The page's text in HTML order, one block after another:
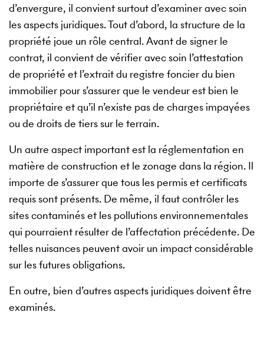
d’envergure, il convient surtout d’examiner avec soin
les aspects juridiques. Tout d’abord, la structure de la
propriété joue un rôle central. Avant de signer le
contrat, il convient de vérifier avec soin l’attestation
de propriété et l’extrait du registre foncier du bien
immobilier pour s’assurer que le vendeur est bien le
propriétaire et qu’il n’existe pas de charges impayées
ou de droits de tiers sur le terrain.
Un autre aspect important est la réglementation en
matière de construction et le zonage dans la région. Il
importe de s’assurer que tous les permis et certificats
requis sont présents. De même, il faut contrôler les
sites contaminés et les pollutions environnementales
qui pourraient résulter de l’affectation précédente. De
telles nuisances peuvent avoir un impact considérable
sur les futures obligations.
En outre, bien d’autres aspects juridiques doivent être
examinés.